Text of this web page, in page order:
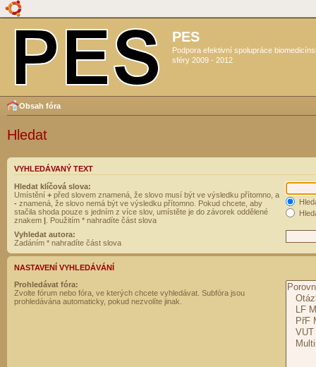
PES
Podpora efektivní spolupráce
sféry 2009 - 2012
Obsah fóra
Hledat
VYHLEDÁVANÝ TEXT
Hledat klíčová slova:
Umístění + před slovem znamená, že slovo musí být ve výsledku přítomno, a
- znamená, že slovo nemá být ve výsledku přítomno. Pokud chcete, aby
stačila shoda pouze s jedním z více slov, umístěte je do závorek oddělené
znakem | . Použitím * nahradíte část slova
Vyhledat autora:
Zadáním * nahradíte část slova
NASTAVENÍ VYHLEDÁVÁNÍ
Prohledávat fóra:
Zvolte fórum nebo fóra, ve kterých chcete vyhledávat. Subfóra jsou
prohledávána automaticky, pokud nezvolíte jinak.